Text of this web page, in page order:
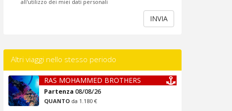
all'utilizzo dei miei dati personali
INVIA
Altri viaggi nello stesso periodo
RAS MOHAMMED BROTHERS
Partenza 08/08/26
QUANTO da 1.180 €